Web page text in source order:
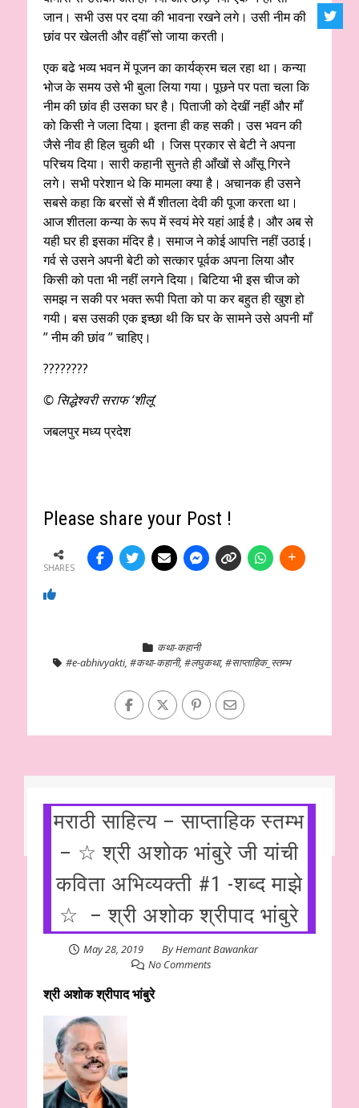
जान। सभी उस पर दया की भावना रखने लगे। उसी नीम की
छांव पर खेलती और वहीँ सो जाया करती।
एक बढे भव्य भवन में पूजन का कार्यक्रम चल रहा था। कन्या
भोज के समय उसे भी बुला लिया गया। पूछने पर पता चला कि
नीम की छांव ही उसका घर है। पिताजी को देखीं नहीं और माँ
को किसी ने जला दिया। इतना ही कह सकी। उस भवन की
जैसे नीव ही हिल चुकी थी । जिस प्रकार से बेटी ने अपना
परिचय दिया। सारी कहानी सुनते ही आँखों से आँसू गिरने
लगे। सभी परेशान थे कि मामला क्या है। अचानक ही उसने
सबसे कहा कि बरसों से मैं शीतला देवी की पूजा करता था।
आज शीतला कन्या के रूप में स्वयं मेरे यहां आई है। और अब से
यही घर ही इसका मंदिर है। समाज ने कोई आपत्ति नहीं उठाई।
गर्व से उसने अपनी बेटी को सत्कार पूर्वक अपना लिया और
किसी को पता भी नहीं लगने दिया। बिटिया भी इस चीज को
समझ न सकी पर भक्त रूपी पिता को पा कर बहुत ही खुश हो
गयी। बस उसकी एक इच्छा थी कि घर के सामने उसे अपनी माँ
” नीम की छांव ” चाहिए।
????????
© सिद्धेश्वरी सराफ ‘शीलू’
जबलपुर मध्य प्रदेश
Please share your Post !
SHARES
कथा-कहानी
#e-abhivyakti, #कथा-कहानी, #लघुकथा, #साप्ताहिक_स्तम्भ
मराठी साहित्य – साप्ताहिक स्तम्भ
– ☆ श्री अशोक भांबुरे जी यांची
कविता अभिव्यक्ती #1 -शब्द माझे
☆ – श्री अशोक श्रीपाद भांबुरे
May 28, 2019 ByHemant Bawankar
No Comments
श्री अशोक श्रीपाद भांबुरे